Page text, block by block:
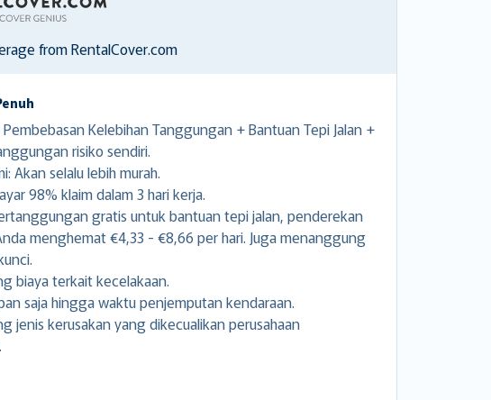
from RentalCover.com
Kelebihan Tanggungan + Bantuan Tepi Jalan +
risiko sendiri.
Akan selalu lebih murah.
98% klaim dalam 3 hari kerja.
gratis untuk bantuan tepi jalan, penderekan
menghemat €4,33 - €8,66 per hari. Juga menanggung
biaya terkait kecelakaan.
saja hingga waktu penjemputan kendaraan.
jenis kerusakan yang dikecualikan perusahaan